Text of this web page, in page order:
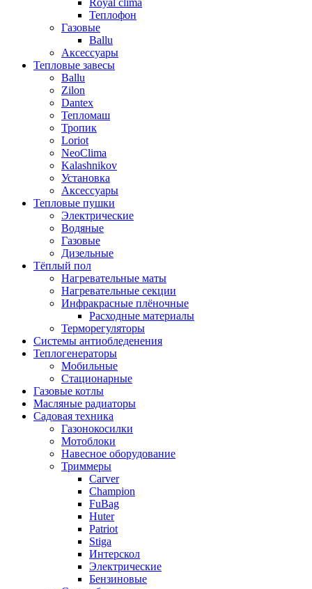
Royal clima
Теплофон
Газовые
Ballu
Аксессуары
Тепловые завесы
Ballu
Zilon
Dantex
Тепломаш
Тропик
Loriot
NeoClima
Kalashnikov
Установка
Аксессуары
Тепловые пушки
Электрические
Водяные
Газовые
Дизельные
Тёплый пол
Нагревательные маты
Нагревательные секции
Инфракрасные плёночные
Расходные материалы
Терморегуляторы
Системы антиобледенения
Теплогенераторы
Мобильные
Стационарные
Газовые котлы
Масляные радиаторы
Садовая техника
Газонокосилки
Мотоблоки
Навесное оборудование
Триммеры
Carver
Champion
FuBag
Huter
Patriot
Stiga
Интерскол
Электрические
Бензиновые